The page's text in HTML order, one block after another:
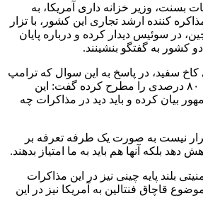
بسنت، وزیر خزانه داری آمریکا، به
کننده ارشد تجاری این کشور، با تزار
در سوئیس دیدار کرده و درباره پایان
کشور به گفتگو بنشینند.
سفید، در پاسخ به این سوال که ترامپ
بر چه مبنایی رقم تعرفه ۸۰ درصدی را مطرح کرده گفت: این
بیان کرده و باید دید در مذاکرات چه
نیست به صورت یک طرفه تعرفه بر
دهد بلکه آنها هم باید به ما امتیاز بدهند.
بلند پایه چینی نیز در این مذاکرات
قاچاق فنتالین به آمریکا نیز در این